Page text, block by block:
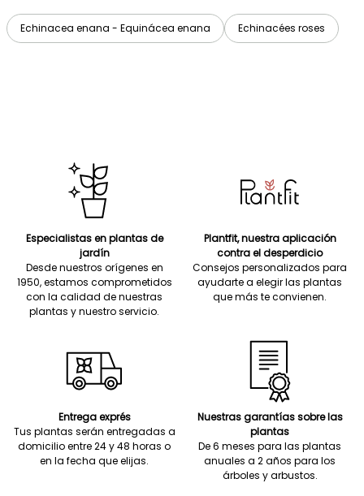
Echinacea enana - Equinácea enana Echinacées roses
Especialistas en plantas de
jardín
Desde nuestros orígenes en
1950, estamos comprometidos
con la calidad de nuestras
plantas y nuestro servicio.
Plantfit, nuestra aplicación
contra el desperdicio
Consejos personalizados para
ayudarte a elegir las plantas
que más te convienen.
Entrega exprés
Tus plantas serán entregadas a
domicilio entre 24 y 48 horas o
en la fecha que elijas.
Nuestras garantías sobre las
plantas
De 6 meses para las plantas
anuales a 2 años para los
árboles y arbustos.